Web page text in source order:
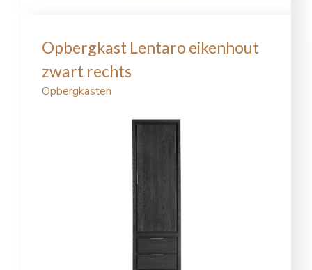
Opbergkast Lentaro eikenhout
zwart rechts
Opbergkasten